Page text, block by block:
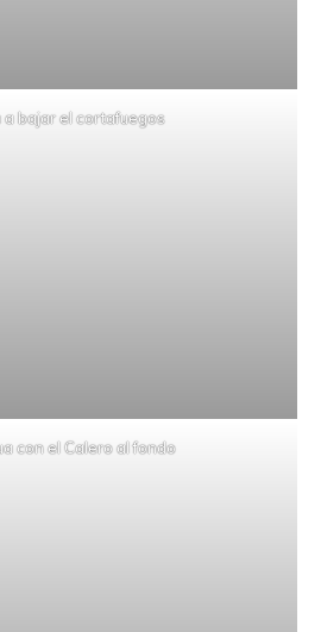
a bajar el cortafuegos
con el Calero al fondo